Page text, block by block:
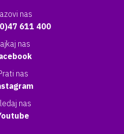
nas
611 400
nas
nas
nas